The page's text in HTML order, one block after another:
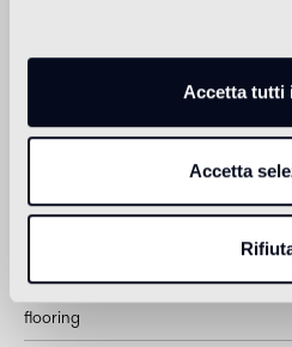
Accetta tutti
Accetta
pour la pose en extérieur, en
eGlue, joint époxy Pool eGrout)
époxy eGlue, joint époxy Fillgel Plus)
Collection Mosaïque
flooring